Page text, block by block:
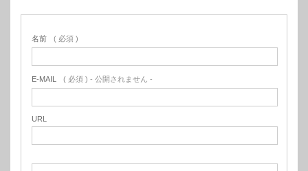
名前 ( 必須 )
E-MAIL ( 必須 ) - 公開されません -
URL